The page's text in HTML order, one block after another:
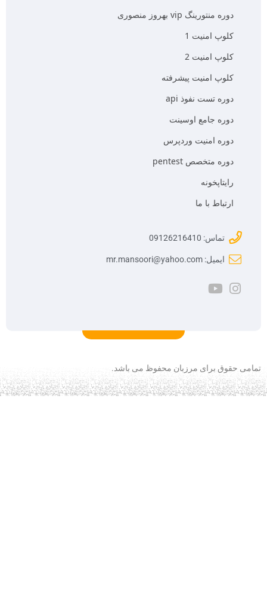
دوره منتورینگ vip بهروز منصوری
کلوپ امنیت 1
کلوپ امنیت 2
کلوپ امنیت پیشرفته
دوره تست نفوذ api
دوره جامع اوسینت
دوره امنیت وردپرس
دوره متخصص pentest
رایتاپخونه
ارتباط با ما
تماس: 09126216410
ایمیل: mr.mansoori@yahoo.com
تمامی حقوق برای مرزبان محفوظ می باشد.